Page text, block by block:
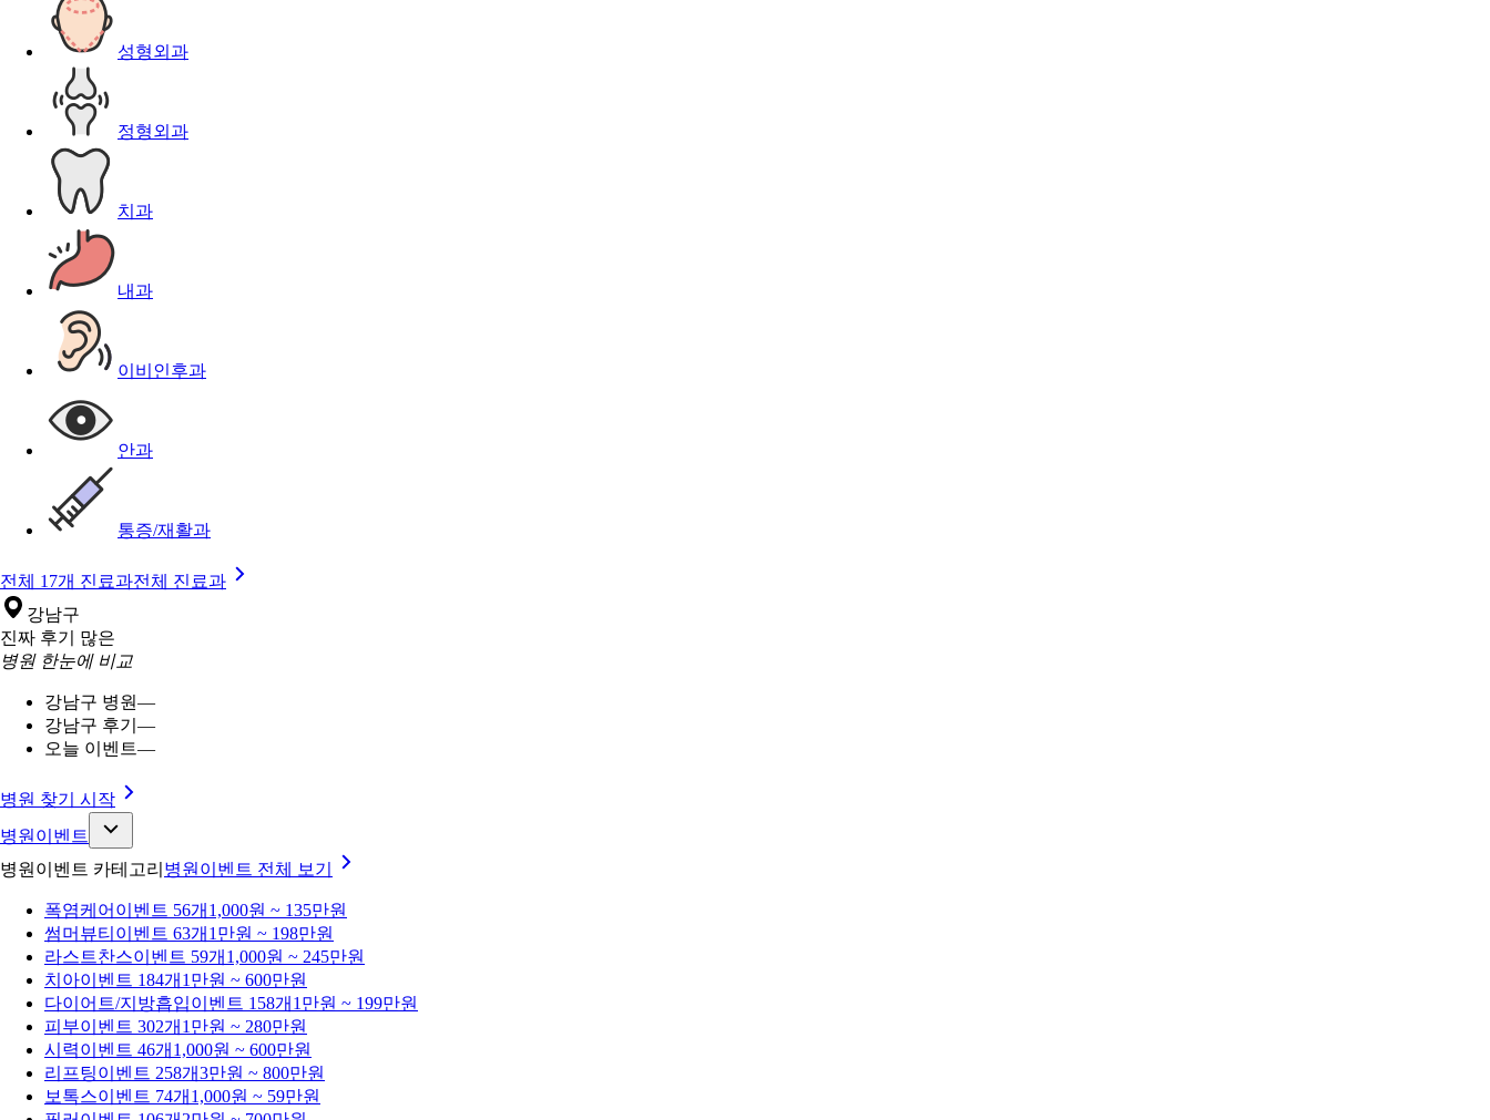
성형외과
정형외과
치과
내과
이비인후과
안과
통증/재활과
전체 17개 진료과전체 진료과
강남구
진짜 후기 많은
병원 한눈에 비교
강남구 병원—
강남구 후기 —
오늘 이벤트—
병원 찾기 시작
병원이벤트
병원이벤트 카테고리 병원이벤트 전체 보기
폭염케어 이벤트 56개 1,000원 ~ 135만원
썸머뷰티 이벤트 63개 1만원 ~ 198만원
라스트찬스이벤트 59개 1,000원 ~ 245만원
치아이벤트 184개 1만원 ~ 600만원
다이어트/지방흡입이벤트 158개 1만원 ~ 199만원
피부이벤트 302개 1만원 ~ 280만원
시력이벤트 46개 1,000원 ~ 600만원
리프팅이벤트 258개3만원 ~ 800만원
보톡스이벤트 74개 1,000원 ~ 59만원